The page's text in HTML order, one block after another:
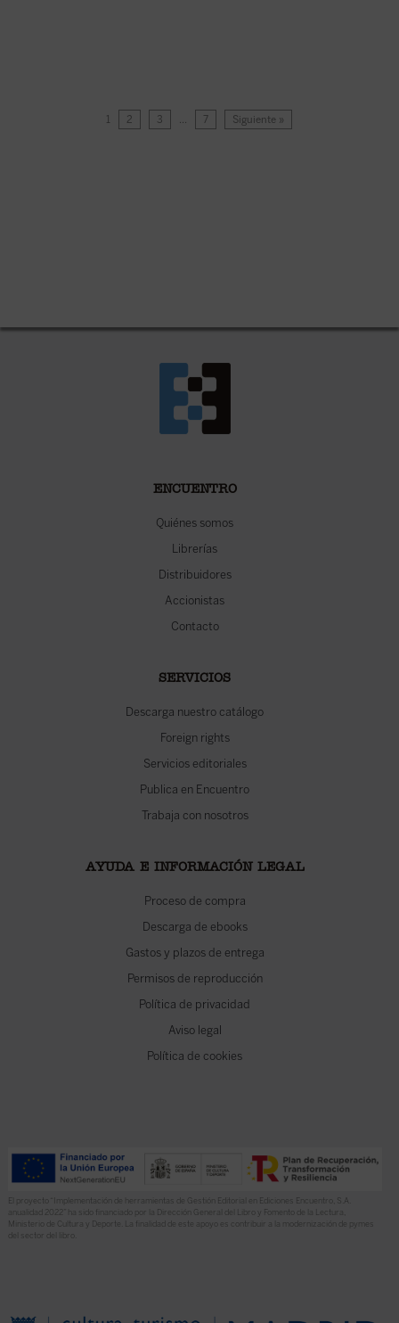
1 2 3 … 7 Siguiente »
ENCUENTRO
Quiénes somos
Librerías
Distribuidores
Accionistas
Contacto
SERVICIOS
Descarga nuestro catálogo
Foreign rights
Servicios editoriales
Publica en Encuentro
Trabaja con nosotros
AYUDA E INFORMACIÓN LEGAL
Proceso de compra
Descarga de ebooks
Gastos y plazos de entrega
Permisos de reproducción
Política de privacidad
Aviso legal
Política de cookies
El proyecto “Implementación de herramientas de Gestión Editorial en Ediciones Encuentro, S.A.
anualidad 2022” ha sido financiado por la Dirección General del Libro y Fomento de la Lectura,
Ministerio de Cultura y Deporte. La finalidad de este apoyo es contribuir a la modernización de pymes
del sector del libro.